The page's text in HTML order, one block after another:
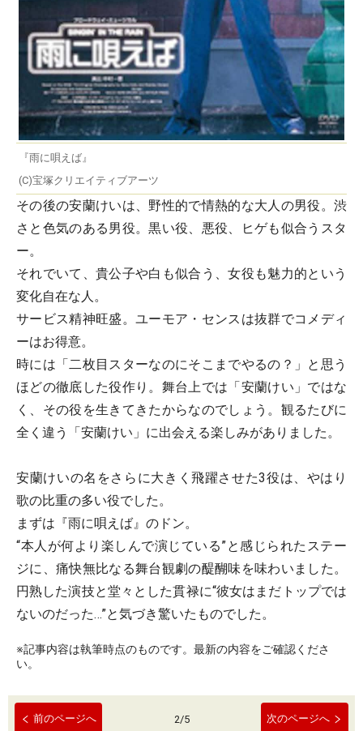
『雨に唄えば』
(C)宝塚クリエイティブアーツ
その後の安蘭けいは、野性的で情熱的な大人の男役。渋
さと色気のある男役。黒い役、悪役、ヒゲも似合うスタ
ー。
それでいて、貴公子や白も似合う、女役も魅力的という
変化自在な人。
サービス精神旺盛。ユーモア・センスは抜群でコメディ
ーはお得意。
時には「二枚目スターなのにそこまでやるの？」と思う
ほどの徹底した役作り。舞台上では「安蘭けい」ではな
く、その役を生きてきたからなのでしょう。観るたびに
全く違う「安蘭けい」に出会える楽しみがありました。
安蘭けいの名をさらに大きく飛躍させた3役は、やはり
歌の比重の多い役でした。
まずは『雨に唄えば』のドン。
“本人が何より楽しんで演じている”と感じられたステー
ジに、痛快無比なる舞台観劇の醍醐味を味わいました。
円熟した演技と堂々とした貫禄に“彼女はまだトップでは
ないのだった…”と気づき驚いたものでした。
※記事内容は執筆時点のものです。最新の内容をご確認くださ
い。
前のページへ 2/5 次のページへ